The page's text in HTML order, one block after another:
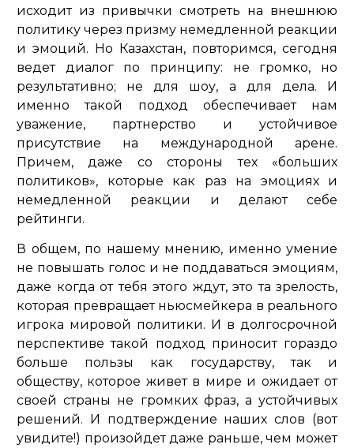
исходит из привычки смотреть на внешнюю
политику через призму немедленной реакции
и эмоций. Но Казахстан, повторимся, сегодня
ведет диалог по принципу: не громко, но
результативно; не для шоу, а для дела. И
именно такой подход обеспечивает нам
уважение, партнерство и устойчивое
присутствие на международной арене.
Причем, даже со стороны тех «больших
политиков», которые как раз на эмоциях и
немедленной реакции и делают себе
рейтинги.
В общем, по нашему мнению, именно умение
не повышать голос и не поддаваться эмоциям,
даже когда от тебя этого ждут, это та зрелость,
которая превращает ньюсмейкера в реального
игрока мировой политики. И в долгосрочной
перспективе такой подход приносит гораздо
больше пользы как государству, так и
обществу, которое живет в мире и ожидает от
своей страны не громких фраз, а устойчивых
решений. И подтверждение наших слов (вот
увидите!) произойдет даже раньше, чем может